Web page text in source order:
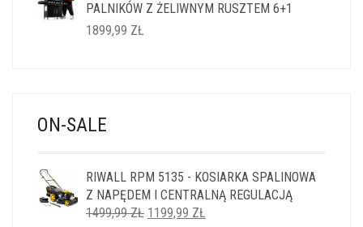
PALNIKÓW Z ŻELIWNYM RUSZTEM 6+1
1899,99 ZŁ
ON-SALE
RIWALL RPM 5135 - KOSIARKA SPALINOWA
Z NAPĘDEM I CENTRALNĄ REGULACJĄ
1499,99ZŁ PIERWOTNA
1199,99 ZŁ